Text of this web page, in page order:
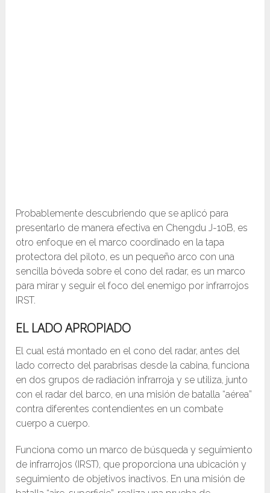
Probablemente descubriendo que se aplicó para
presentarlo de manera efectiva en Chengdu J-10B, es
otro enfoque en el marco coordinado en la tapa
protectora del piloto, es un pequeño arco con una
sencilla bóveda sobre el cono del radar, es un marco
para mirar y seguir el foco del enemigo por infrarrojos
IRST.
EL LADO APROPIADO
El cual está montado en el cono del radar, antes del
lado correcto del parabrisas desde la cabina, funciona
en dos grupos de radiación infrarroja y se utiliza, junto
con el radar del barco, en una misión de batalla “aérea”
contra diferentes contendientes en un combate
cuerpo a cuerpo.
Funciona como un marco de búsqueda y seguimiento
de infrarrojos (IRST), que proporciona una ubicación y
seguimiento de objetivos inactivos. En una misión de